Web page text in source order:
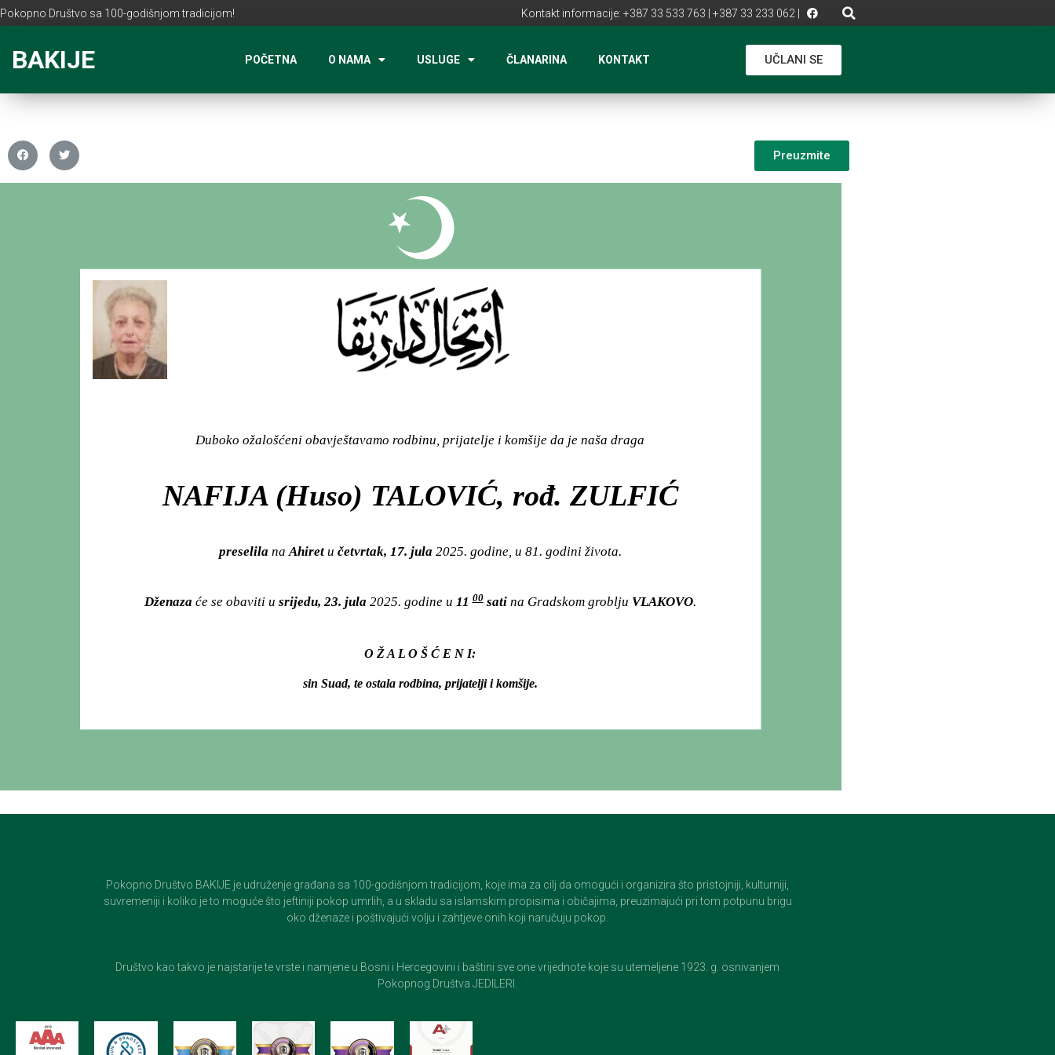
Pokopno Društvo sa 100-godišnjom tradicijom! Kontakt informacije: +387 33 533 763 | +387 33 233 062 |
BAKIJE POČETNA O NAMA USLUGE ČLANARINA KONTAKT UČLANI SE
Preuzmite
Duboko ožalošćeni obavještavamo rodbinu, prijatelje i komšije da je naša draga
NAFIJA (Huso) TALOVIĆ, rođ. ZULFIĆ
preselila na Ahiret u četvrtak, 17. jula 2025. godine, u 81. godini života.
Dženaza će se obaviti u srijedu, 23. jula 2025. godine u 1100satina Gradskom groblju VLAKOVO.
O Ž A L O Š Ć E N I:
sin Suad, te ostala rodbina, prijatelji i komšije.
Pokopno Društvo BAKIJE je udruženje građana sa 100-godišnjom tradicijom, koje ima za cilj da omogući i organizira što pristojniji, kulturniji,
suvremeniji i koliko je to moguće što jeftiniji pokop umrlih, a u skladu sa islamskim propisima i običajima, preuzimajući pri tom potpunu brigu
oko dženaze i poštivajući volju i zahtjeve onih koji naručuju pokop.
Društvo kao takvo je najstarije te vrste i namjene u Bosni i Hercegovini i baštini sve one vrijednote koje su utemeljene 1923. g. osnivanjem
Pokopnog Društva JEDILERI.